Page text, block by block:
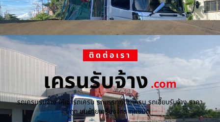
ติดต่อเรา
เครนรับจ้าง.com
รถเครนรับจ้าง ให้เช่ารถเครน รถบรรทุกติดเครน รถเฮี๊ยบรับจ้าง ราคา
ถูก ขนย้ายเครื่องจักร ทุกชนิด